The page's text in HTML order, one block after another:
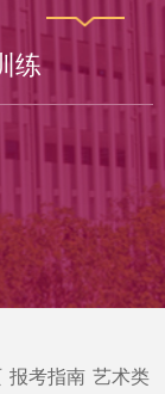
练
报考指南 艺术类